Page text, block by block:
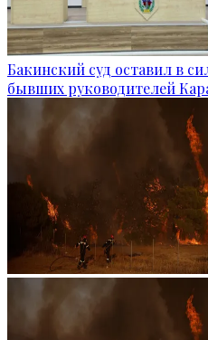
Бакинский суд оставил в
бывших руководителей